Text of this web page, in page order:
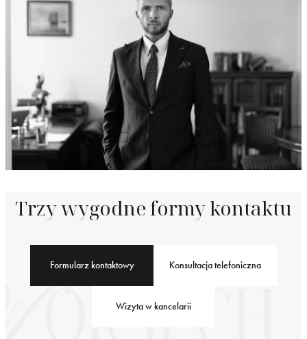
Trzy wygodne formy kontaktu
Formularz kontaktowy Konsultacja telefoniczna
Wizyta w kancelarii